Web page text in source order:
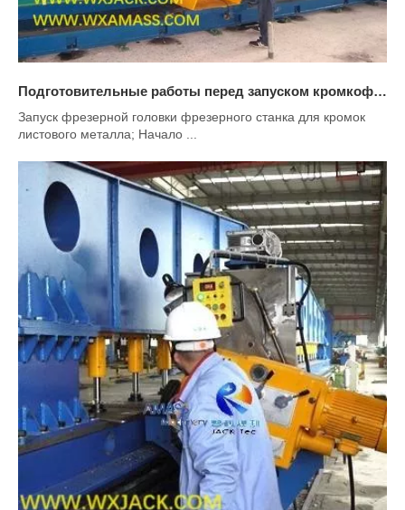
Подготовительные работы перед запуском кромкофрезерного станка
Запуск фрезерной головки фрезерного станка для кромок
листового металла; Начало ...